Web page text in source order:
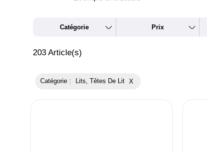
Catégorie Prix
203 Article(s)
Catégorie : Lits, Têtes De Lit X